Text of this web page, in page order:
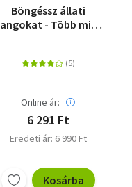
Böngéssz állati
- Több mint
Online ár:
6 291 Ft
Eredeti ár: 6 990 Ft
Kosárba